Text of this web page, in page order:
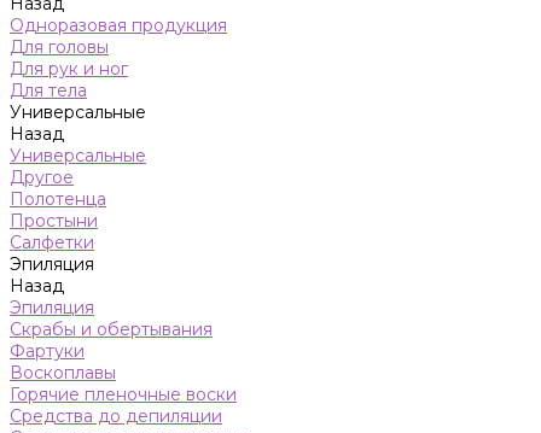
Одноразовая продукция
Для головы
Для рук и ног
Для тела
Универсальные
Назад
Универсальные
Другое
Полотенца
Простыни
Салфетки
Эпиляция
Назад
Эпиляция
Скрабы и обертывания
Фартуки
Воскоплавы
Горячие пленочные воски
Средства до депиляции